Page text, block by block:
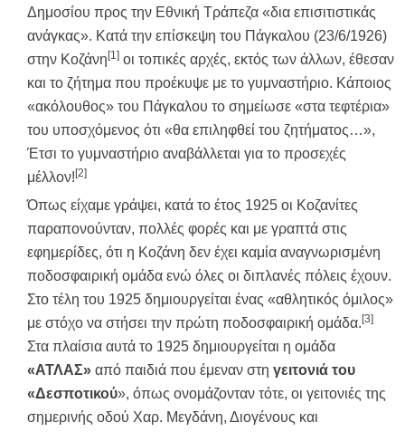
Δημοσίου προς την Εθνική Τράπεζα «δια επισιτιστικάς
ανάγκας». Κατά την επίσκεψη του Πάγκαλου (23/6/1926)
στην Κοζάνη [1] οι τοπικές αρχές, εκτός των άλλων, έθεσαν
και το ζήτημα που προέκυψε με το γυμναστήριο. Κάποιος
«ακόλουθος» του Πάγκαλου το σημείωσε «στα τεφτέρια»
του υποσχόμενος ότι «θα επιληφθεί του ζητήματος…»,
Έτσι το γυμναστήριο αναβάλλεται για το προσεχές
μέλλον! [2]
Όπως είχαμε γράψει, κατά το έτος 1925 οι Κοζανίτες
παραπονούνταν, πολλές φορές και με γραπτά στις
εφημερίδες, ότι η Κοζάνη δεν έχει καμία αναγνωρισμένη
ποδοσφαιρική ομάδα ενώ όλες οι διπλανές πόλεις έχουν.
Στο τέλη του 1925 δημιουργείται ένας «αθλητικός όμιλος»
με στόχο να στήσει την πρώτη ποδοσφαιρική ομάδα. [3]
Στα πλαίσια αυτά το 1925 δημιουργείται η ομάδα
«ΑΤΛΑΣ» από παιδιά που έμεναν στη γειτονιά του
«Δεσποτικού», όπως ονομάζονταν τότε, οι γειτονιές της
σημερινής οδού Χαρ. Μεγδάνη, Διογένους και